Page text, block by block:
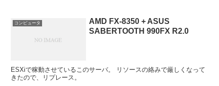
コンピュータ
AMD FX-8350 + ASUS
SABERTOOTH 990FX R2.0
ESXiで稼動させているこのサーバ。 リソースの絡みで厳しくなって
きたので、リプレース。